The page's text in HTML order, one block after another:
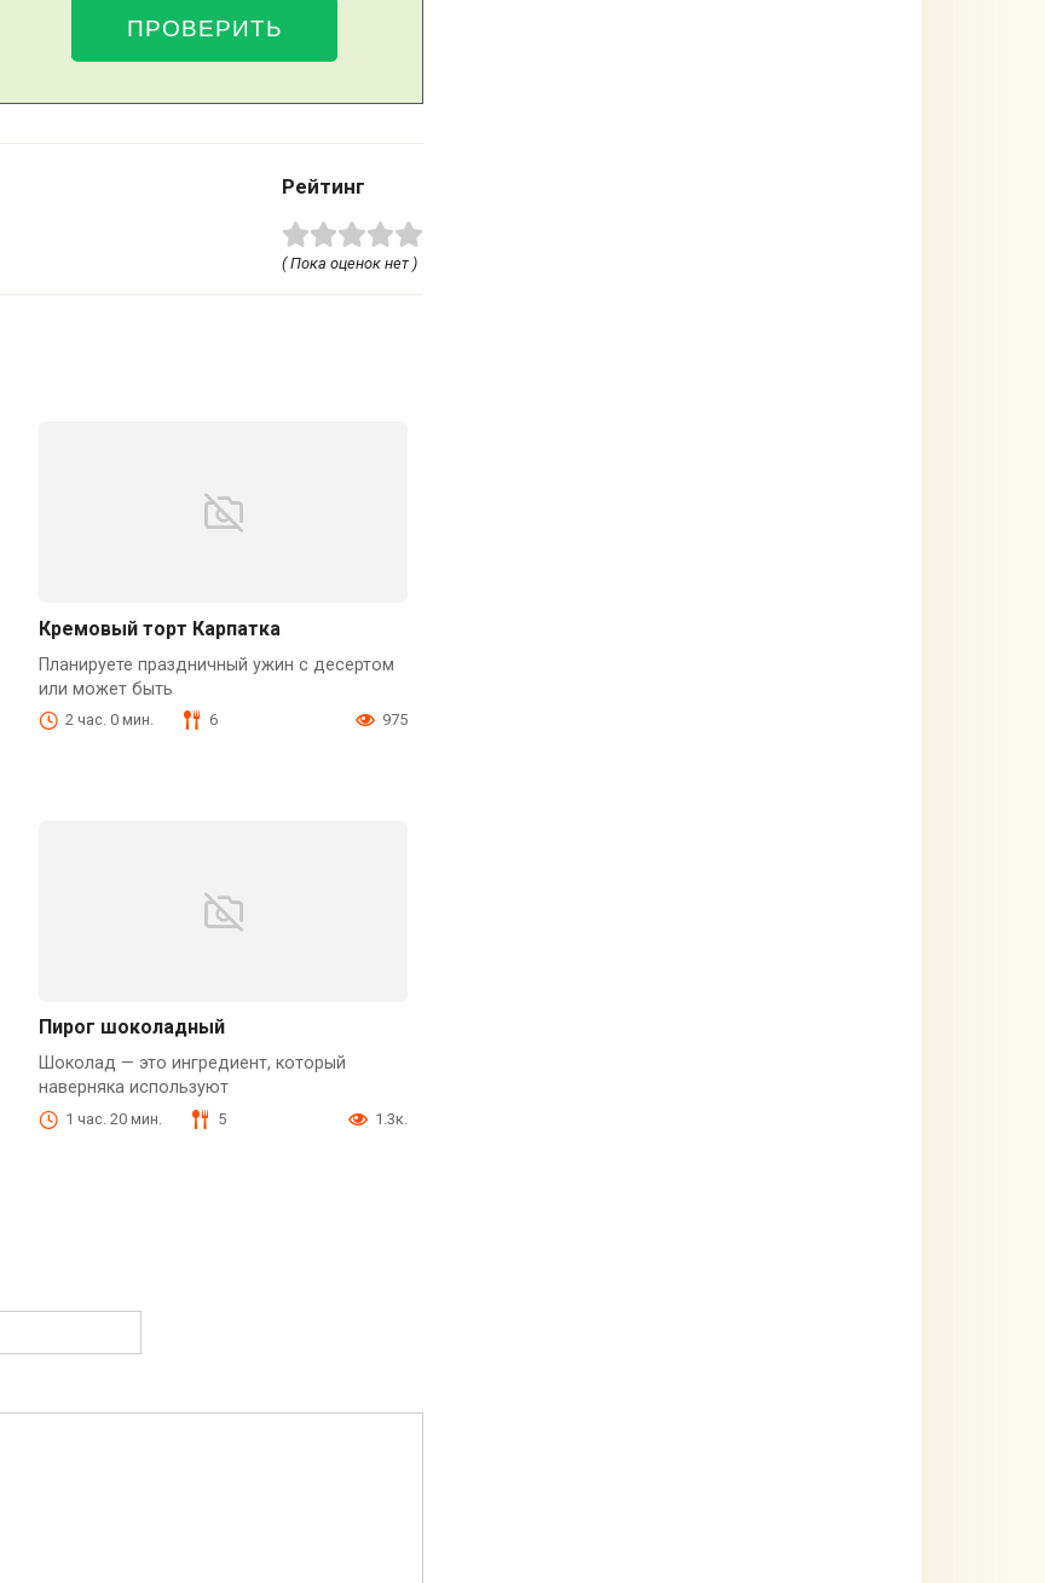
Рейтинг
( Пока оценок нет )
Кремовый торт Карпатка
Планируете праздничный ужин с десертом
или может быть
2 час. 0 мин. 6 975
Пирог шоколадный
Шоколад — это ингредиент, который
наверняка используют
1 час. 20 мин. 5 1.3к.